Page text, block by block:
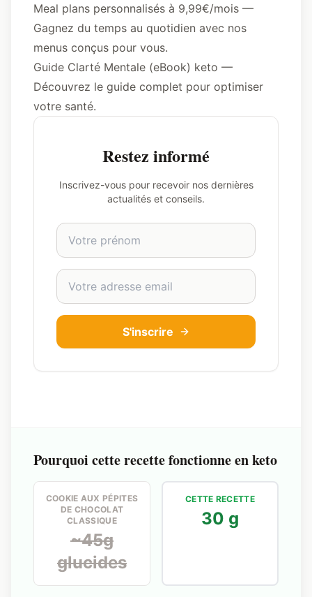
Meal plans personnalisés à 9,99€/mois —
Gagnez du temps au quotidien avec nos
menus conçus pour vous.
Guide Clarté Mentale (eBook) keto —
Découvrez le guide complet pour optimiser
votre santé.
Restez informé
Inscrivez-vous pour recevoir nos dernières
actualités et conseils.
Prénom
Adresse email
S'inscrire
Pourquoi cette recette fonctionne en keto
COOKIE AUX PÉPITES
DE CHOCOLAT
CLASSIQUE
~45g
glucides
CETTE RECETTE
30 g